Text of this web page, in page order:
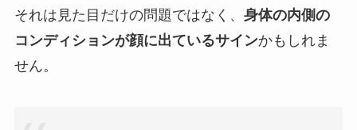
それは見た目だけの問題ではなく、 身体の内側の
コンディションが顔に出ているサインかもしれま
せん。